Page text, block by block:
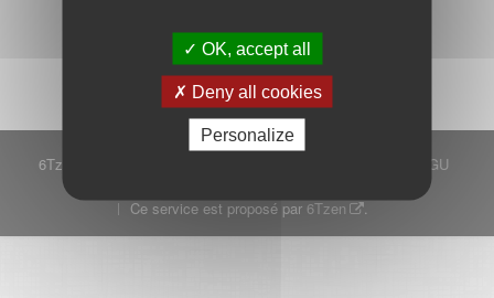
OK, accept all
Deny all cookies
Personalize
Démarrer
6Tzen ©2015 - Tous droits réservés
CGU
Ce service est proposé par6Tzen .